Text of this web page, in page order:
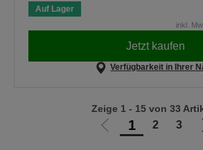
Auf Lager
inkl.
Jetzt kaufen
Verfügbarkeit in Ihrer
Zur
1 2 3
Zeige 1 - 15 von 33